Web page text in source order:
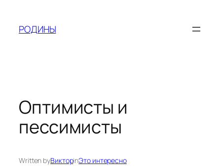
content
РОДИНЫ
Оптимисты и
пессимисты
Written byВикторinЭто интересно